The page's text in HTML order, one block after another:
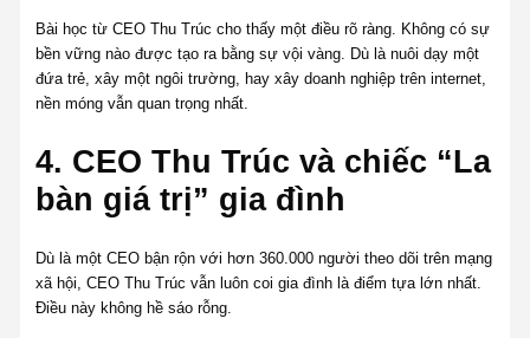
Bài học từ CEO Thu Trúc cho thấy một điều rõ ràng. Không có sự
bền vững nào được tạo ra bằng sự vội vàng. Dù là nuôi dạy một
đứa trẻ, xây một ngôi trường, hay xây doanh nghiệp trên internet,
nền móng vẫn quan trọng nhất.
4. CEO Thu Trúc và chiếc “La
bàn giá trị” gia đình
Dù là một CEO bận rộn với hơn 360.000 người theo dõi trên mạng
xã hội, CEO Thu Trúc vẫn luôn coi gia đình là điểm tựa lớn nhất.
Điều này không hề sáo rỗng.